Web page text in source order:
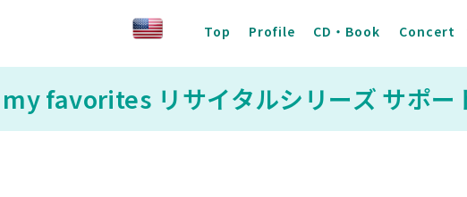
Top Profile CD・Book Concert
my favorites リサイタルシリーズ サポー